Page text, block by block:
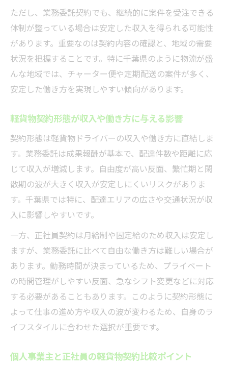
軽貨物開業届の提出手順と必要な書類一覧
千葉県での黒ナンバー取得の流れと注意点
軽貨物事業計画書作成のポイントと実例
運輸支局で軽貨物手続きをスムーズに進め
るコツ
黒ナンバー書類準備で失敗しないための対
ただし、業務委託契約でも、継続的に案件を受注できる
体制が整っている場合は安定した収入を得られる可能性
があります。重要なのは契約内容の確認と、地域の需要
状況を把握することです。特に千葉県のように物流が盛
んな地域では、チャーター便や定期配送の案件が多く、
安定した働き方を実現しやすい傾向があります。
軽貨物契約形態が収入や働き方に与える影響
契約形態は軽貨物ドライバーの収入や働き方に直結しま
す。業務委託は成果報酬が基本で、配達件数や距離に応
じて収入が増減します。自由度が高い反面、繁忙期と閑
散期の波が大きく収入が安定しにくいリスクがありま
す。千葉県では特に、配達エリアの広さや交通状況が収
入に影響しやすいです。
一方、正社員契約は月給制や固定給のため収入は安定し
ますが、業務委託に比べて自由な働き方は難しい場合が
あります。勤務時間が決まっているため、プライベート
の時間管理がしやすい反面、急なシフト変更などに対応
する必要があることもあります。このように契約形態に
よって仕事の進め方や収入の波が変わるため、自身のラ
イフスタイルに合わせた選択が重要です。
個人事業主と正社員の軽貨物契約比較ポイント